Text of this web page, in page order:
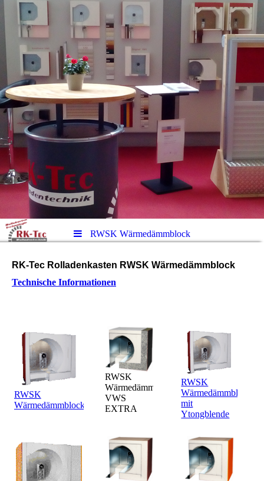
RWSK Wärmedämmblock
RK-Tec Rolladenkasten RWSK Wärmedämmblock
Technische Informationen
RWSK
Wärmedämmblock
RWSK
Wärmedämmblock
VWS
EXTRA
RWSK
Wärmedämmblock
mit
Ytongblende